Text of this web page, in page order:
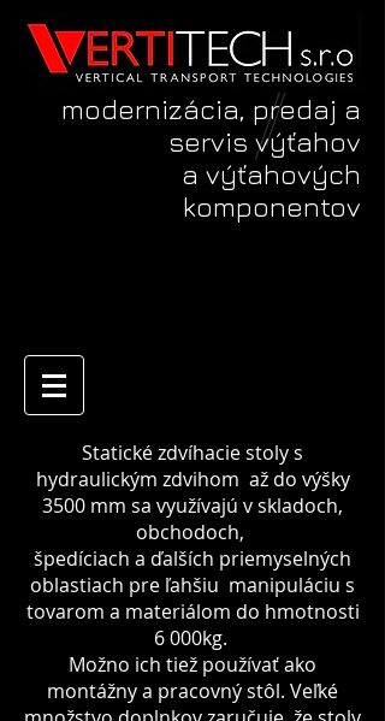
modernizácia, predaj a
servis výťahov
a výťahových
komponentov
Statické zdvíhacie stoly s
hydraulickým zdvihom až do výšky
3500 mm sa využívajú v skladoch,
obchodoch,
špedíciach a ďalších priemyselných
oblastiach pre ľahšiu manipuláciu s
tovarom a materiálom do hmotnosti
6 000kg.
Možno ich tiež používať ako
montážny a pracovný stôl. Veľké